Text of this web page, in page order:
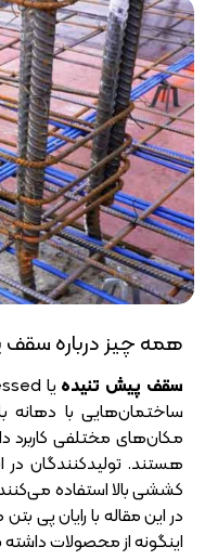
همه چیز درباره
سقف پیش تنیده
ساختمان‌هایی با دهانه
مکان‌های مختلفی
هستند. تولیدکنندگان
کششی بالا استفاده
در این مقاله بارایان پی بتن
اینگونه از محصولات داشته